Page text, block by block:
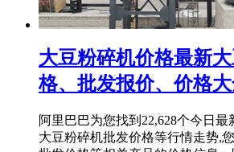
大豆粉碎机价格最新
格、批发报价、价格大
阿里巴巴为您找到22,628个今日
大豆粉碎机批发价格等行情走势,